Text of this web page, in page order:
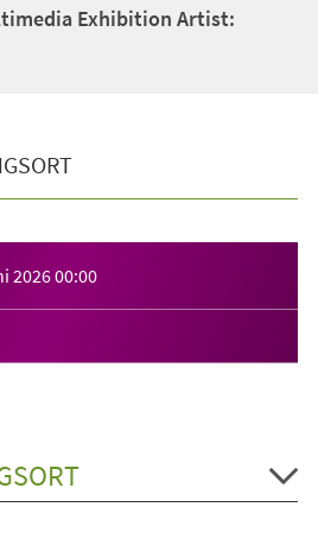
Exhibition Artist:
202600:00